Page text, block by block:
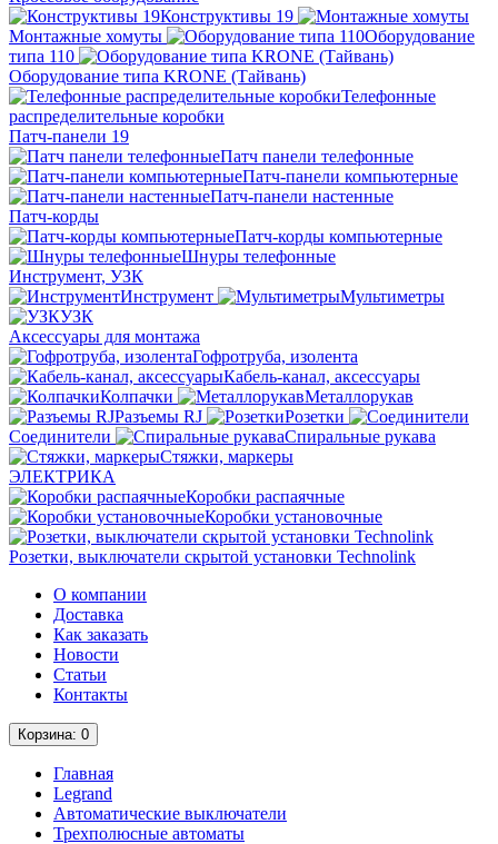
Конструктивы 19
Монтажные хомуты
Оборудование
типа 110
Оборудование типа KRONE (Тайвань)
Телефонные
распределительные коробки
Патч-панели 19
Патч панели телефонные
Патч-панели компьютерные
Патч-панели настенные
Патч-корды
Патч-корды компьютерные
Шнуры телефонные
Инструмент, УЗК
Инструмент
Мультиметры
УЗК
Аксессуары для монтажа
Гофротруба, изолента
Кабель-канал, аксессуары
Колпачки
Металлорукав
Разъемы RJ
Розетки
Соединители
Спиральные рукава
Стяжки, маркеры
ЭЛЕКТРИКА
Коробки распаячные
Коробки установочные
Розетки, выключатели скрытой установки Technolink
О компании
Доставка
Как заказать
Новости
Статьи
Контакты
Корзина: 0
Главная
Legrand
Автоматические выключатели
Трехполюсные автоматы